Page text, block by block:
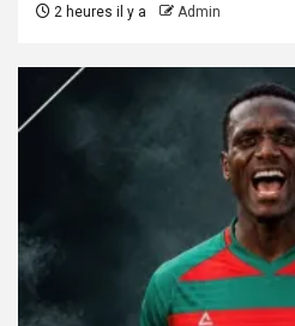
2 heures il y a Admin